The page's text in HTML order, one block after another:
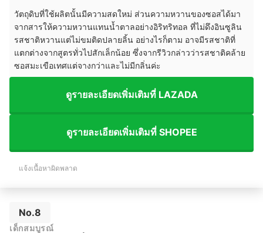
วัตถุดิบที่ใช้ผลิตนั้นมีความสดใหม่ ส่วนความหวานของซอสได้มา
จากสารให้ความหวานแทนน้ำตาลอย่างอิริทริทอล ที่ไม่ดึงอินซูลิน
รสชาติหวานแต่ไม่ขมติดปลายลิ้น อย่างไรก็ตาม อาจมีรสชาติที่
แตกต่างจากสูตรทั่วไปสักเล็กน้อย ซึ่งจากรีวิวกล่าวว่ารสชาติคล้าย
ซอสมะเขือเทศแต่จางกว่าและไม่มีกลิ่นค่ะ
ดูรายละเอียดเพิ่มเติมที่ LAZADA
ดูรายละเอียดเพิ่มเติมที่ SHOPEE
แจ้งเนื้อหาผิดพลาด
No.8
เด็กสมบูรณ์